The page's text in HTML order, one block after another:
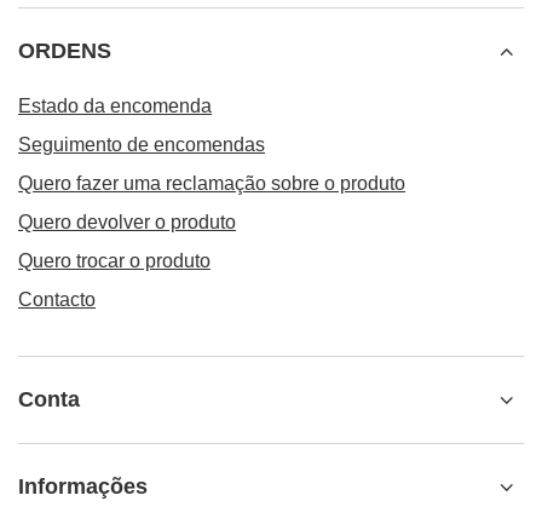
ORDENS
Estado da encomenda
Seguimento de encomendas
Quero fazer uma reclamação sobre o produto
Quero devolver o produto
Quero trocar o produto
Contacto
Conta
Informações